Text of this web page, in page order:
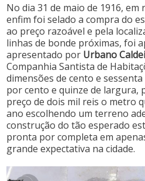
No dia 31 de maio de 1916,
enfim foi selado a compra do
ao preço razoável e pela
linhas de bonde próximas, foi
apresentado por Urbano
Companhia Santista de
dimensões de cento e
por cento e quinze de largura,
preço de dois mil reis o metro
ano escolhendo um terreno
construção do tão esperado
pronta por completa em
grande expectativa na cidade.